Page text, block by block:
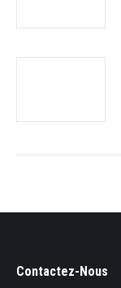
Contactez-Nous